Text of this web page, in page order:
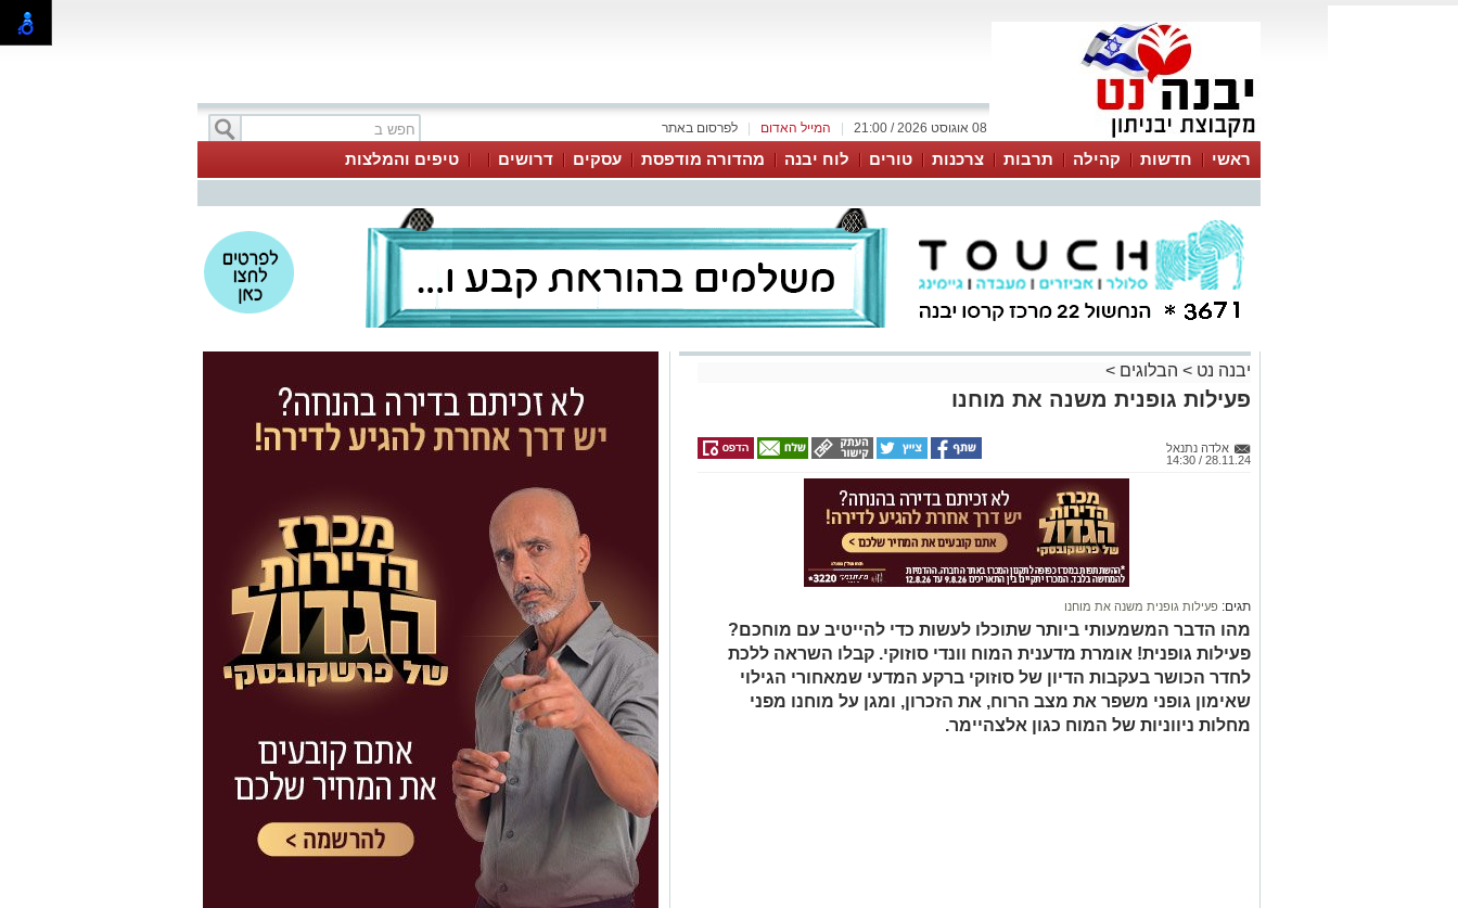
לפרסום באתר המייל האדום 08 אוגוסט 2026 / 21:00
ראשי חדשות קהילה תרבות צרכנות טורים לוח יבנה מהדורה מודפסת עסקים דרושים טיפים והמלצות
יבנה נט > הבלוגים >
פעילות גופנית משנה את מוחנו
אלדה נתנאל
28.11.24 / 14:30
תגים: פעילות גופנית משנה את מוחנו
מהו הדבר המשמעותי ביותר שתוכלו לעשות כדי להייטיב עם מוחכם?
פעילות גופנית! אומרת מדענית המוח וונדי סוזוקי. קבלו השראה ללכת
לחדר הכושר בעקבות הדיון של סוזוקי ברקע המדעי שמאחורי הגילוי
שאימון גופני משפר את מצב הרוח, את הזכרון, ומגן על מוחנו מפני
מחלות ניווניות של המוח כגון אלצהיימר.